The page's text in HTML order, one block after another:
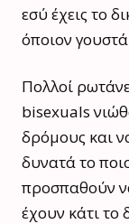
εσύ έχεις το
όποιον
Πολλοί
bisexuals
δρόμους και
δυνατά το
προσπαθούν
έχουν κάτι το